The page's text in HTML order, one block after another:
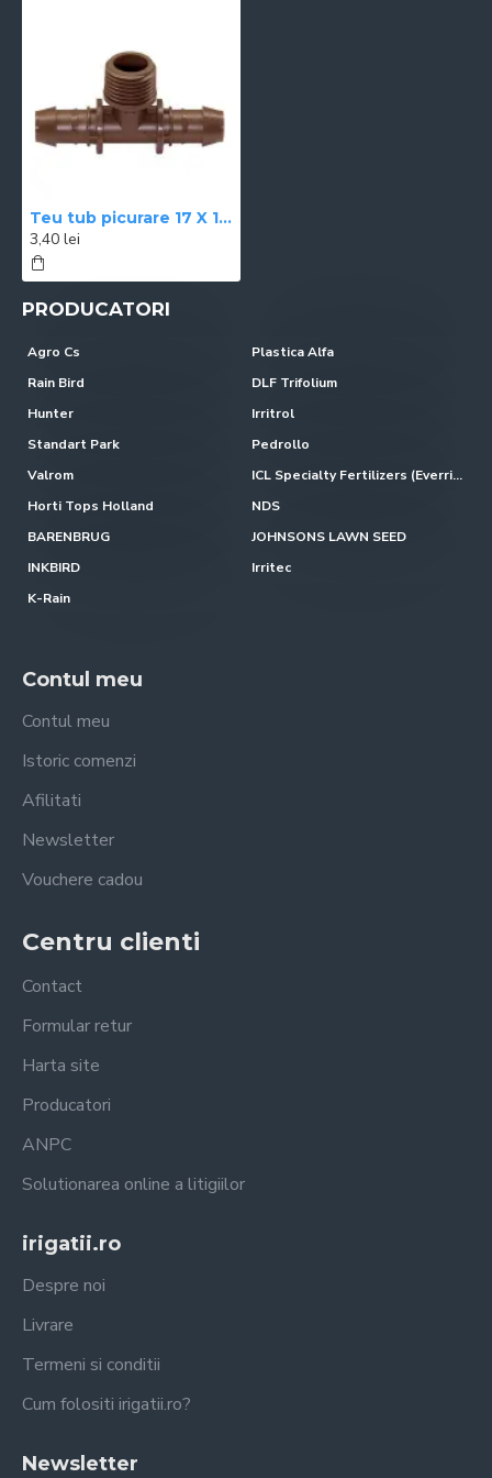
Teu tub picurare 17 X 1/2 FE X 17
3,40 lei
PRODUCATORI
Agro Cs
Plastica Alfa
Rain Bird
DLF Trifolium
Hunter
Irritrol
Standart Park
Pedrollo
Valrom
ICL Specialty Fertilizers (Everris-Scotts)
Horti Tops Holland
NDS
BARENBRUG
JOHNSONS LAWN SEED
INKBIRD
Irritec
K-Rain
Contul meu
Contul meu
Istoric comenzi
Afilitati
Newsletter
Vouchere cadou
Centru clienti
Contact
Formular retur
Harta site
Producatori
ANPC
Solutionarea online a litigiilor
irigatii.ro
Despre noi
Livrare
Termeni si conditii
Cum folositi irigatii.ro?
Newsletter